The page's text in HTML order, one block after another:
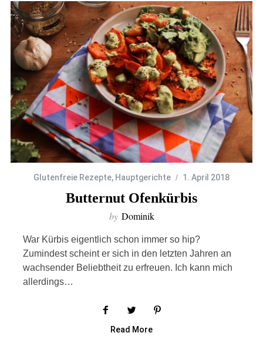
Glutenfreie Rezepte, Hauptgerichte 1. April 2018
Butternut Ofenkürbis
by Dominik
War Kürbis eigentlich schon immer so hip?
Zumindest scheint er sich in den letzten Jahren an
wachsender Beliebtheit zu erfreuen. Ich kann mich
allerdings…
Read More